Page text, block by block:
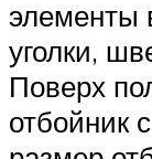
элементы
уголки,
Поверх
отбойник